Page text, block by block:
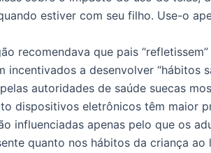
estiver com seu filho. Use-o
recomendava que pais
incentivados a desenvolver “hábitos
autoridades de saúde suecas
dispositivos eletrônicos têm maior
influenciadas apenas pelo que os
quanto nos hábitos da criança